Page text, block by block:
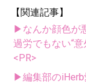
【関連記事】
▶なんか顔色が
過労でもない“
<PR>
▶編集部のiHerb